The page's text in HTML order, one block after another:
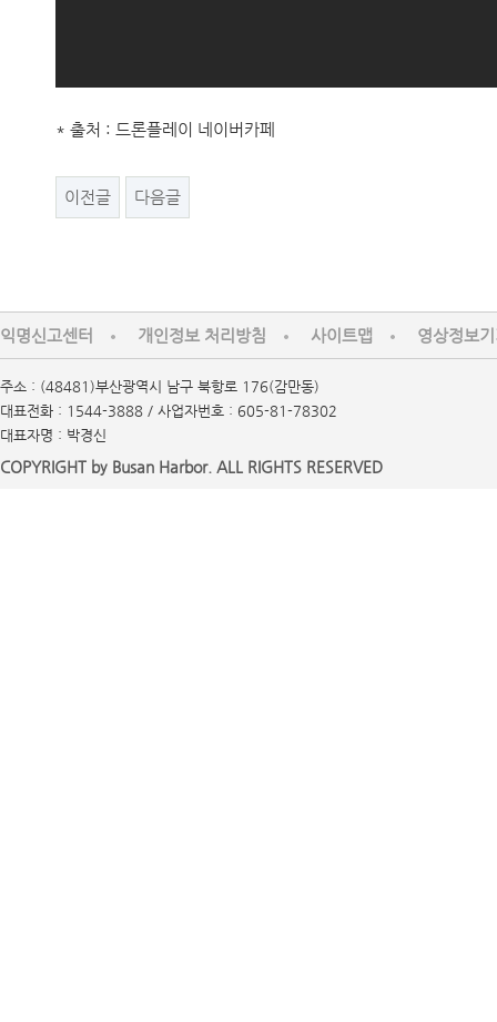
* 출처 : 드론플레이 네이버카페
이전글 다음글
익명신고센터 개인정보 처리방침 사이트맵 영상정보
주소 : (48481)부산광역시 남구 북항로 176(감만동)
대표전화 : 1544-3888 / 사업자번호 : 605-81-78302
대표자명 : 박경신
COPYRIGHT by Busan Harbor. ALL RIGHTS RESERVED